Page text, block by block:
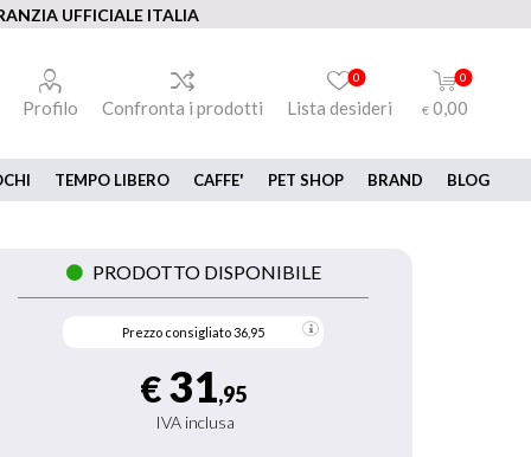
UFFICIALE ITALIA
Profilo Confronta i prodotti Lista desideri
0 0
€ 0,00
TEMPO LIBERO CAFFE' PET SHOP BRAND BLOG
PRODOTTO DISPONIBILE
Prezzo consigliato36,95
€31,95
IVA inclusa